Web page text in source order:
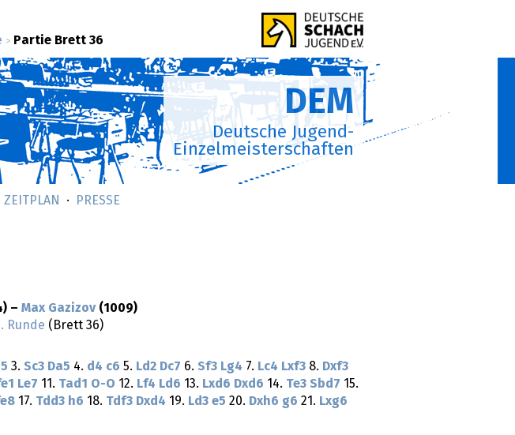
> Partie Brett 36
DEM
Deutsche Jugend-
Einzelmeisterschaften
ZEITPLAN PRESSE
– Max Gazizov (1009)
Runde (Brett 36)
3. Sc3 Da5 4. d4 c6 5. Ld2 Dc7 6. Sf3 Lg4 7. Lc4 Lxf3 8. Dxf3
Le7 11. Tad1 O-O 12. Lf4 Ld6 13. Lxd6 Dxd6 14. Te3 Sbd7 15.
17. Tdd3 h6 18. Tdf3 Dxd4 19. Ld3 e5 20. Dxh6 g6 21. Lxg6